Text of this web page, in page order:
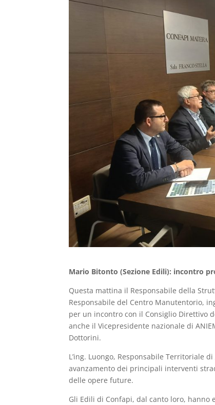
Mario Bitonto (Sezione Edili): incontro
Questa mattina il Responsabile della
Responsabile del Centro Manutentorio,
per un incontro con il Consiglio Direttivo
anche il Vicepresidente nazionale di
Dottorini.
L’ing. Luongo, Responsabile Territoriale
avanzamento dei principali interventi
delle opere future.
Gli Edili di Confapi, dal canto loro,